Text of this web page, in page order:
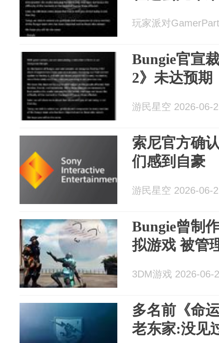
玩家派对
Bungie官宣
2》未达预期
游民星空 2026-06-
索尼官方确
们感到自豪
游民星空 2026-06-
Bungie曾制
拟游戏 被管
3DM游戏 2026-06-
多名前《命
老东家:没见